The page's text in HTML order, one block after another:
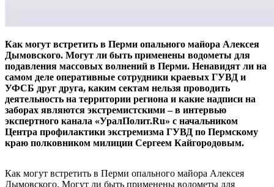
Как могут встретить в Перми опального майора Алексея
Дымовского. Могут ли быть применены водометы для
подавления массовых волнений в Перми. Ненавидят ли на
самом деле оперативные сотрудники краевых ГУВД и
УФСБ друг друга, каким сектам нельзя проводить
деятельность на территории региона и какие надписи на
заборах являются экстремистскими – в интервью
экспертного канала «УралПолит.Ru» с начальником
Центра профилактики экстремизма ГУВД по Пермскому
краю полковником милиции Сергеем Кайгородовым.
Как могут встретить в Перми опального майора Алексея
Дымовского. Могут ли быть применены водометы для